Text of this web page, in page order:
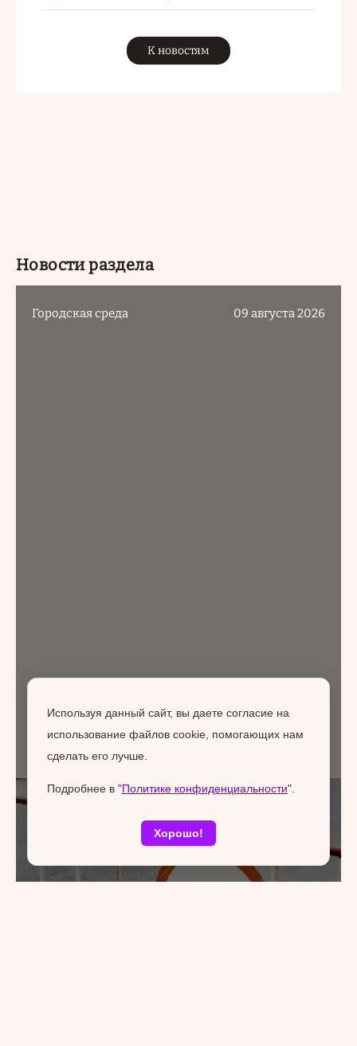
К новостям
Новости раздела
Городская среда 09 августа 2026
Используя данный сайт, вы даете согласие на
использование файлов cookie, помогающих нам
сделать его лучше.
Подробнее в "Политике конфиденциальности".
Хорошо!